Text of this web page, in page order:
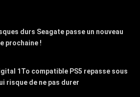
durs Seagate passe un nouveau
prochaine !
1To compatible PS5 repasse sous
risque de ne pas durer